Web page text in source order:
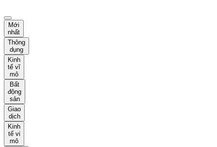
Mới
nhất
Thông
dụng
Kinh
tế vĩ
mô
Bất
động
sản
Giao
dịch
Kinh
tế vi
mô